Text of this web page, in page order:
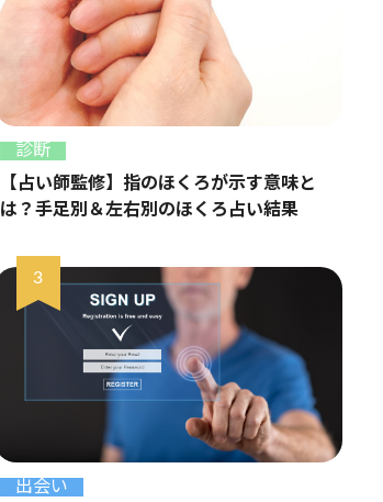
診断
【占い師監修】指のほくろが示す意味と
は？手足別＆左右別のほくろ占い結果
出会い